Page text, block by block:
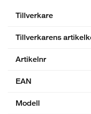
Tillverkare
Tillverkarens
Artikelnr
EAN
Modell